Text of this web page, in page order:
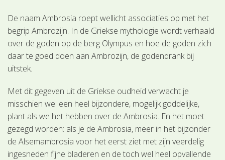
De naam Ambrosia roept wellicht associaties op met het
begrip Ambrozijn. In de Griekse mythologie wordt verhaald
over de goden op de berg Olympus en hoe de goden zich
daar te goed doen aan Ambrozijn, de godendrank bij
uitstek.
Met dit gegeven uit de Griekse oudheid verwacht je
misschien wel een heel bijzondere, mogelijk goddelijke,
plant als we het hebben over de Ambrosia. En het moet
gezegd worden: als je de Ambrosia, meer in het bijzonder
de Alsemambrosia voor het eerst ziet met zijn veerdelig
ingesneden fijne bladeren en de toch wel heel opvallende